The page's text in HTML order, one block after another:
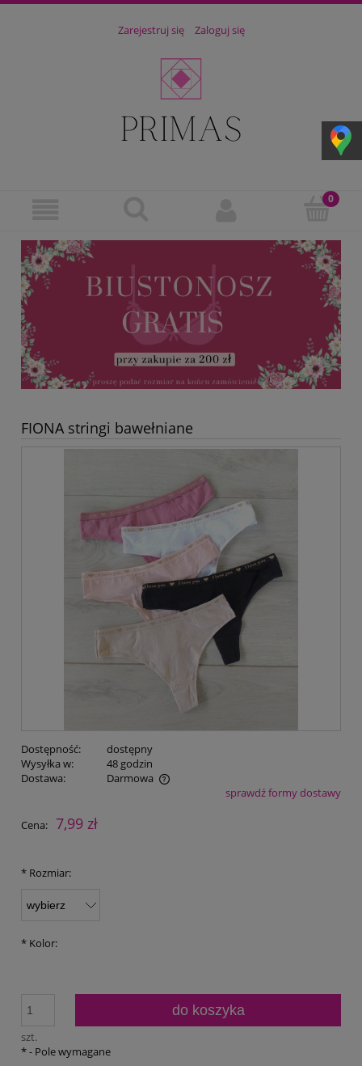
Zarejestruj się Zaloguj się
FIONA stringi bawełniane
Dostępność:
dostępny
Wysyłka w:
48 godzin
Dostawa:
Darmowa
Cena nie zawiera ewentualnych kosztów płatnościsprawdź formy dostawy
Cena: 7,99 zł
* Rozmiar:
* Kolor:
szt.
do koszyka
*- Pole wymagane